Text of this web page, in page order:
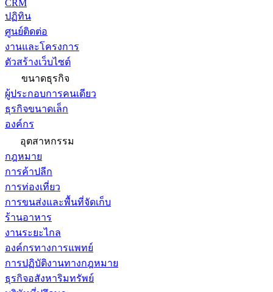
CRM
ปฏิทิน
ศูนย์ติดต่อ
งานและโครงการ
ตัวสร้างเว็บไซต์
ขนาดธุรกิจ
ผู้ประกอบการคนเดียว
ธุรกิจขนาดเล็ก
องค์กร
อุตสาหกรรม
กฎหมาย
การค้าปลีก
การท่องเที่ยว
การขนส่งและพื้นที่จัดเก็บ
ร้านอาหาร
งานระยะไกล
องค์กรทางการแพทย์
การปฏิบัติงานทางกฎหมาย
ธุรกิจอสังหาริมทรัพย์